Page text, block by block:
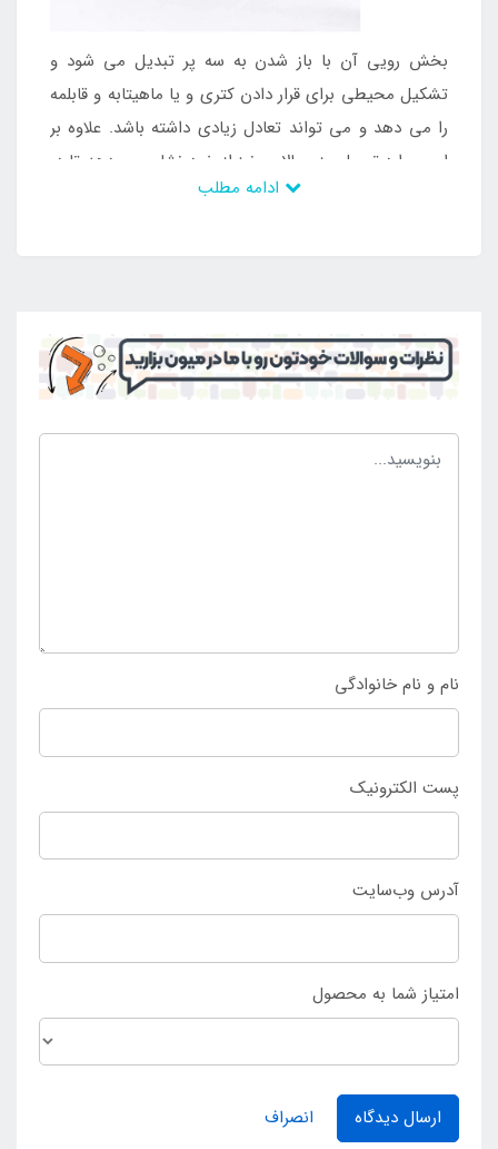
بخش رویی آن با باز شدن به سه پر تبدیل می شود و
تشکیل محیطی برای قرار دادن کتری و یا ماهیتابه و قابلمه
را می دهد و می تواند تعادل زیادی داشته باشد. علاوه بر
این موارد تحمل وزن بالایی نیز از خود نشان می دهد تا در
زمان پخت و پز افراد را دچار مشکل نسازد. از این رو
می دهد. این محصول به صورت پیچی بر روی کپسول
استوانه ای قرار می گیرد و محکم می شود و به این ترتیب
سوخت آن نیز برای روشن شدن تامین می گردد. محصول
در حالت جمع شده تنها دارای ارتفاع پنج سانتی متری می
باشد که به نوبه خود منحصر به فرد است و برای ایجاد
نمایند.
نام و نام خانوادگی
پست الکترونیک
آدرس وب‌سایت
امتیاز شما به محصول
ارسال دیدگاه انصراف